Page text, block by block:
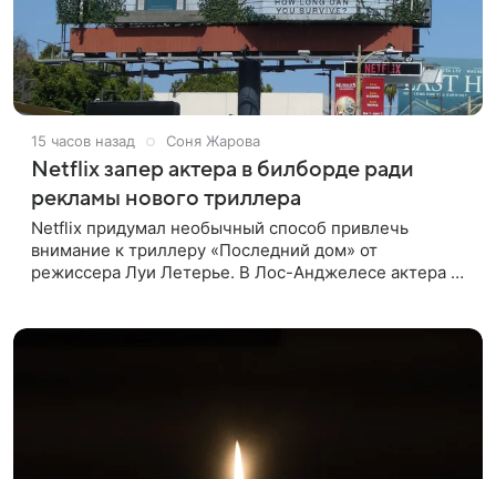
15 часов назад Соня Жарова
Netflix запер актера в билборде ради
рекламы нового триллера
Netflix придумал необычный способ привлечь
внимание к триллеру «Последний дом» от
режиссера Луи Летерье. В Лос-Анджелесе актера на